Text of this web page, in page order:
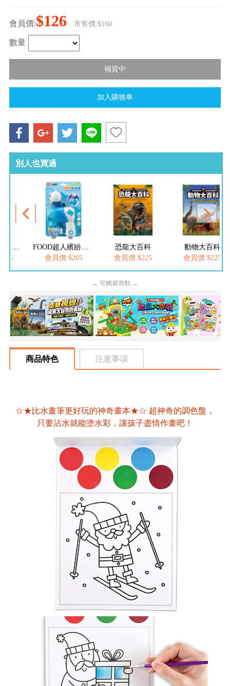
會員價:$126 市售價:$160
數量
別人也買過
會員價:$205
恐龍大百科
會員價:$225
動物大百科
會員價:$225
← 可觸屏滑動 →
商品特色 注意事項
☆★比水畫筆更好玩的神奇畫本★☆ 超神奇的調色盤，
只要沾水就能塗水彩，讓孩子盡情作畫吧！